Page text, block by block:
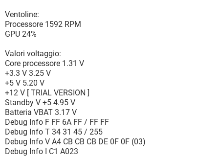
Ventoline:
Processore 1592 RPM
GPU 24%
Valori voltaggio:
Core processore 1.31 V
+3.3 V 3.25 V
+5 V 5.20 V
+12 V [ TRIAL VERSION ]
Standby V +5 4.95 V
Batteria VBAT 3.17 V
Debug Info F FF 6A FF / FF FF
Debug Info T 34 31 45 / 255
Debug Info V A4 CB CB CB DE 0F 0F (03)
Debug Info I C1 A023